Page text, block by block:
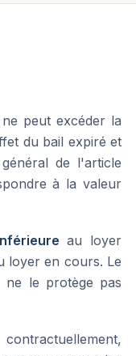
peut excéder la
du bail expiré et
de l'article
à la valeur
au loyer
loyer en cours. Le
ne le protège pas